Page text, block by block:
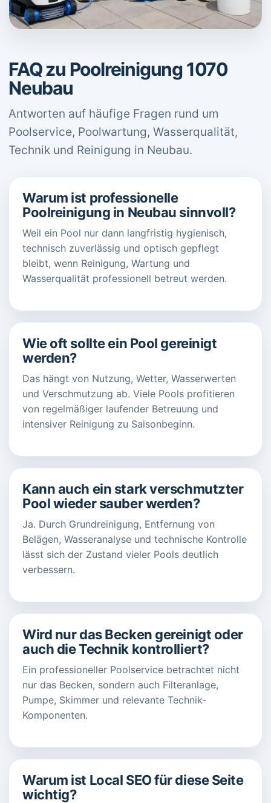
FAQ zu Poolreinigung 1070
Neubau
Antworten auf häufige Fragen rund um
Poolservice, Poolwartung, Wasserqualität,
Technik und Reinigung in Neubau.
Warum ist professionelle
Poolreinigung in Neubau sinnvoll?
Weil ein Pool nur dann langfristig hygienisch,
technisch zuverlässig und optisch gepflegt
bleibt, wenn Reinigung, Wartung und
Wasserqualität professionell betreut werden.
Wie oft sollte ein Pool gereinigt
werden?
Das hängt von Nutzung, Wetter, Wasserwerten
und Verschmutzung ab. Viele Pools profitieren
von regelmäßiger laufender Betreuung und
intensiver Reinigung zu Saisonbeginn.
Kann auch ein stark verschmutzter
Pool wieder sauber werden?
Ja. Durch Grundreinigung, Entfernung von
Belägen, Wasseranalyse und technische Kontrolle
lässt sich der Zustand vieler Pools deutlich
verbessern.
Wird nur das Becken gereinigt oder
auch die Technik kontrolliert?
Ein professioneller Poolservice betrachtet nicht
nur das Becken, sondern auch Filteranlage,
Pumpe, Skimmer und relevante Technik-
Komponenten.
Warum ist Local SEO für diese Seite
wichtig?